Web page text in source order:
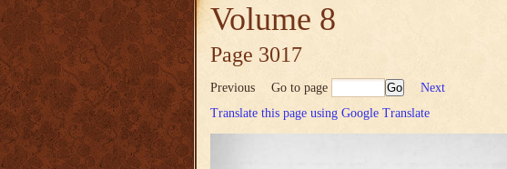
Volume 8
Page 3017
Previous Go to page
Next
Translate this page using Google Translate